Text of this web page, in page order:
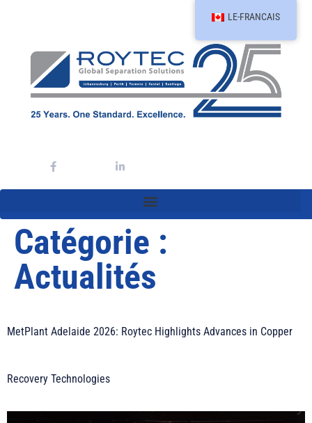
Catégorie :
Actualités
MetPlant Adelaide 2026: Roytec Highlights Advances in Copper
Recovery Technologies
LE-FRANCAIS